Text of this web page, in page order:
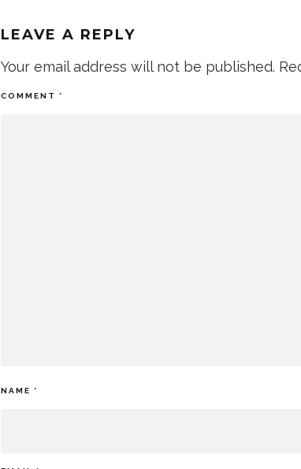
LEAVE A REPLY
Your email address will not be published.
COMMENT *
NAME *